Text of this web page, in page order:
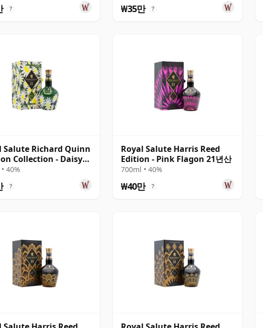
? ₩35만 ?
Salute Richard Quinn
Collection - Daisy
B 21년산
40%
?
Royal Salute Harris Reed
Edition - Pink Flagon 21년산
700ml • 40%
₩40만 ?